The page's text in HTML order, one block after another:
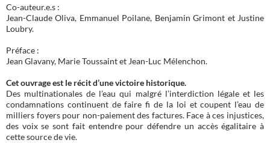
Co-auteur.e.s :
Jean-Claude Oliva, Emmanuel Poilane, Benjamin Grimont et Justine
Loubry.
Préface :
Jean Glavany, Marie Toussaint et Jean-Luc Mélenchon.
Cet ouvrage est le récit d’une victoire historique.
Des multinationales de l’eau qui malgré l’interdiction légale et les
condamnations continuent de faire fi de la loi et coupent l’eau de
milliers foyers pour non-paiement des factures. Face à ces injustices,
des voix se sont fait entendre pour défendre un accès égalitaire à
cette source de vie.